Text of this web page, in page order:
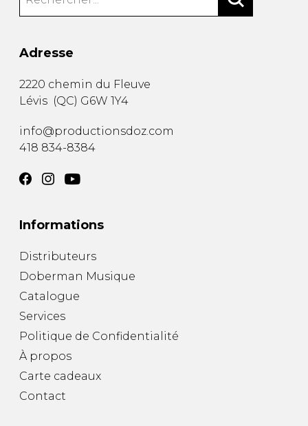
Adresse
2220 chemin du Fleuve
Lévis (QC) G6W 1Y4
info@productionsdoz.com
418 834-8384
Informations
Distributeurs
Doberman Musique
Catalogue
Services
Politique de Confidentialité
À propos
Carte cadeaux
Contact